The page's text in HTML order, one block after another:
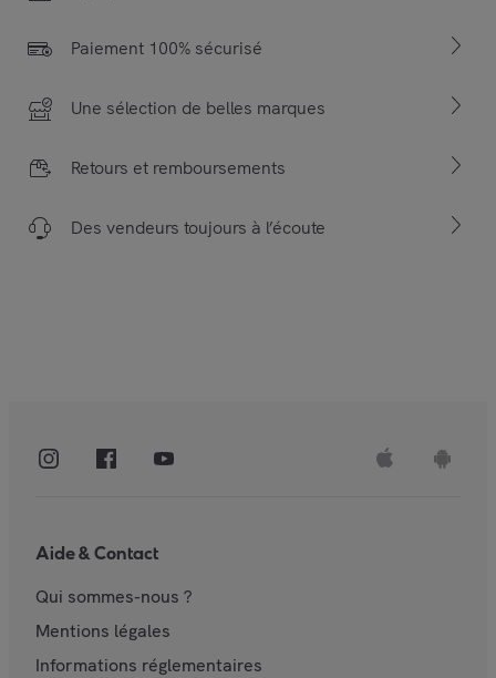
Paiement 100% sécurisé
Une sélection de belles marques
Retours et remboursements
Des vendeurs toujours à l’écoute
Aide & Contact
Qui sommes-nous ?
Mentions légales
Informations réglementaires